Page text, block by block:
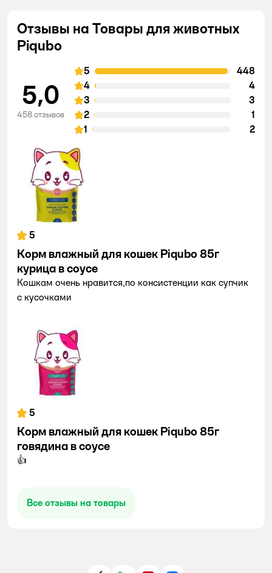
Отзывы на Товары для животных
Piqubo
5,0
458 отзывов
5
448
4
4
3
3
2
1
1
2
5
Корм влажный для кошек Piqubo 85г
курица в соусе
Кошкам очень нравится,по консистенции как супчик
с кусочками
5
Корм влажный для кошек Piqubo 85г
говядина в соусе
👍
Все отзывы на товары